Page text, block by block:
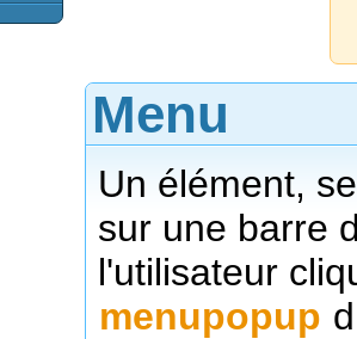
Menu
Un élément,
sur une barre
l'utilisateur
menupopup